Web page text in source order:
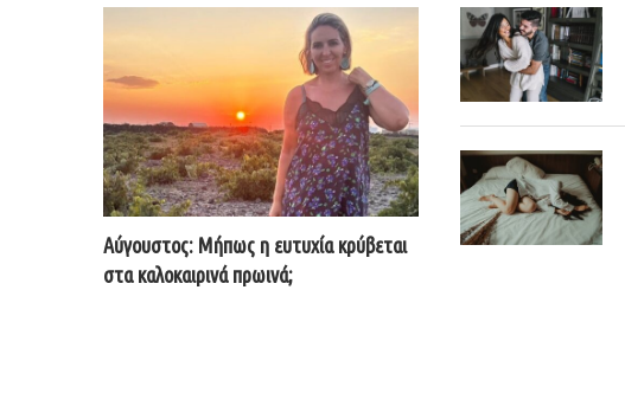
Αύγουστος: Μήπως η ευτυχία κρύβεται
στα καλοκαιρινά πρωινά;